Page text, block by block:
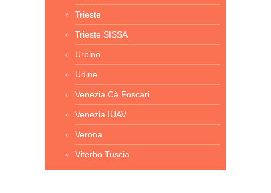
Trieste
Trieste SISSA
Urbino
Udine
Venezia Cà Foscari
Venezia IUAV
Verona
Viterbo Tuscia